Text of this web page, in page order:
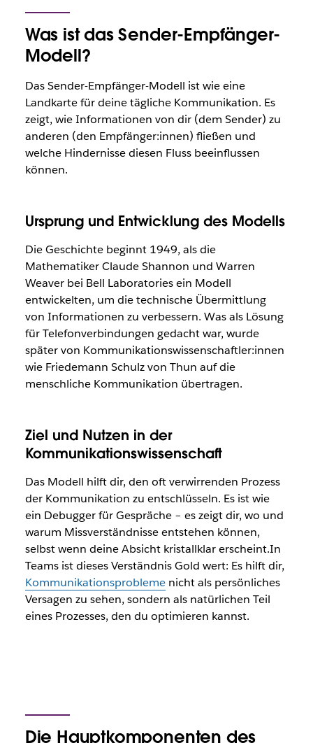
Was ist das Sender-Empfänger-
Modell?
Das Sender-Empfänger-Modell ist wie eine
Landkarte für deine tägliche Kommunikation. Es
zeigt, wie Informationen von dir (dem Sender) zu
anderen (den Empfänger:innen) fließen und
welche Hindernisse diesen Fluss beeinflussen
können.
Ursprung und Entwicklung des Modells
Die Geschichte beginnt 1949, als die
Mathematiker Claude Shannon und Warren
Weaver bei Bell Laboratories ein Modell
entwickelten, um die technische Übermittlung
von Informationen zu verbessern. Was als Lösung
für Telefonverbindungen gedacht war, wurde
später von Kommunikationswissenschaftler:innen
wie Friedemann Schulz von Thun auf die
menschliche Kommunikation übertragen.
Ziel und Nutzen in der
Kommunikationswissenschaft
Das Modell hilft dir, den oft verwirrenden Prozess
der Kommunikation zu entschlüsseln. Es ist wie
ein Debugger für Gespräche – es zeigt dir, wo und
warum Missverständnisse entstehen können,
selbst wenn deine Absicht kristallklar erscheint.In
Teams ist dieses Verständnis Gold wert: Es hilft dir,
Kommunikationsproblemenicht als persönliches
Versagen zu sehen, sondern als natürlichen Teil
eines Prozesses, den du optimieren kannst.
Die Hauptkomponenten des